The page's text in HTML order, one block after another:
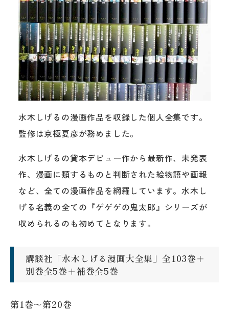
水木しげるの漫画作品を収録した個人全集です。
監修は京極夏彦が務めました。
水木しげるの貸本デビュー作から最新作、未発表
作、漫画に類するものと判断された絵物語や画報
など、全ての漫画作品を網羅しています。水木し
げる名義の全ての『ゲゲゲの鬼太郎』シリーズが
収められるのも初めてとなります。
講談社「水木しげる漫画大全集」全103巻＋
別巻全5巻＋補巻全5巻
第1巻～第20巻